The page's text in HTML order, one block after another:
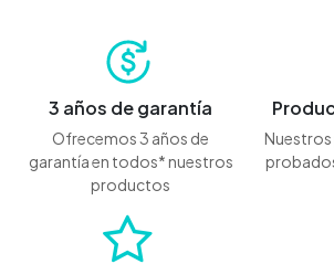
3 años de garantía
Ofrecemos 3 años de
garantía en todos* nuestros
productos